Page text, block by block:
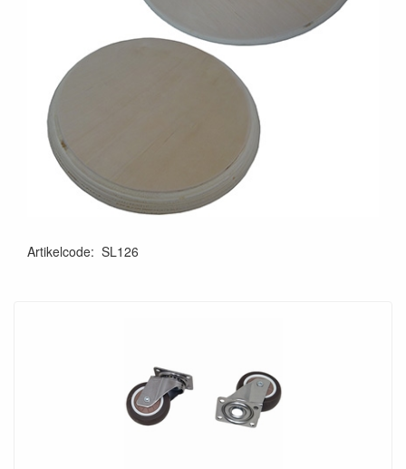
Artikelcode: SL126